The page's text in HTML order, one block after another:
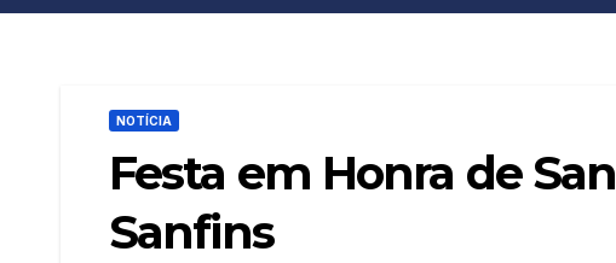
NOTÍCIA
Festa em Honra de
Sanfins